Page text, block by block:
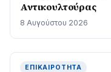
Αντικουλτούρας
8 Αυγούστου 2026
ΕΠΙΚΑΙΡΌΤΗΤΑ